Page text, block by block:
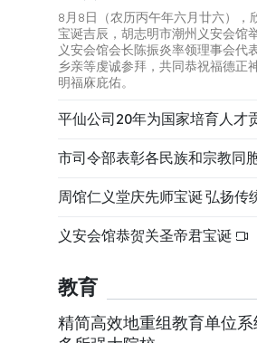
8月8日（农历丙午年六月廿六），
宝诞吉辰，胡志明市潮州义安会馆
义安会馆会长陈振炎率领理事会代
乡亲等虔诚参拜，共同恭祝福德正
明福庥庇佑。
平仙公司20年为国家培育人才
市司令部表彰各民族和宗教同
周馆仁义堂庆先师宝诞 弘扬传
义安会馆恭贺关圣帝君宝诞
教育
精简高效地重组教育单位